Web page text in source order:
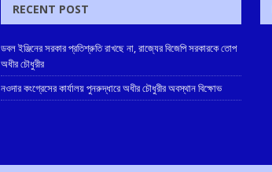
RECENT POST
ডবল ইঞ্জিনের সরকার প্রতিশ্রুতি রাখছে না, রাজ্যের বিজেপি সরকারকে তোপ
অধীর চৌধুরীর
নওদার কংগ্রেসের কার্যালয় পুনরুদ্ধারে অধীর চৌধুরীর অবস্থান বিক্ষোভ